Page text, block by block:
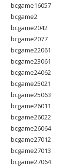
bcgame16057
bcgame2
bcgame2042
bcgame2077
bcgame22061
bcgame23061
bcgame24062
bcgame25021
bcgame25063
bcgame26011
bcgame26022
bcgame26064
bcgame27012
bcgame27013
bcgame27064